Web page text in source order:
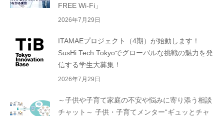
FREE Wi-Fi」
2026年7月29日
ITAMAEプロジェクト（4期）が始動します！
SusHi Tech Tokyoでグローバルな挑戦の魅力を発
信する学生大募集！
2026年7月29日
～子供や子育て家庭の不安や悩みに寄り添う相談
チャット～ 子供・子育てメンター“ギュッとチャ